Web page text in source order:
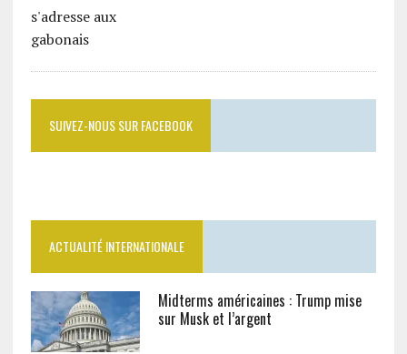
SUIVEZ-NOUS SUR FACEBOOK
ACTUALITÉ INTERNATIONALE
Midterms américaines : Trump mise
sur Musk et l’argent